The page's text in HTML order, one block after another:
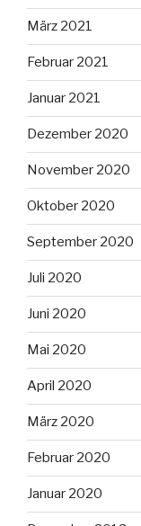
März 2021
Februar 2021
Januar 2021
Dezember 2020
November 2020
Oktober 2020
September 2020
Juli 2020
Juni 2020
Mai 2020
April 2020
März 2020
Februar 2020
Januar 2020